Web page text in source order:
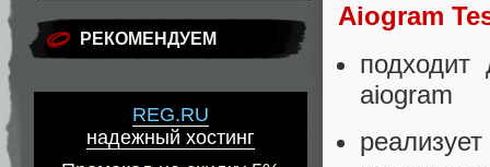
РЕКОМЕНДУЕМ
REG.RU
надежный хостинг
Aiogram
подходит
aiogram